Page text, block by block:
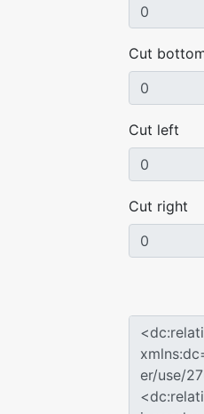
Cut
Cut left
Cut right